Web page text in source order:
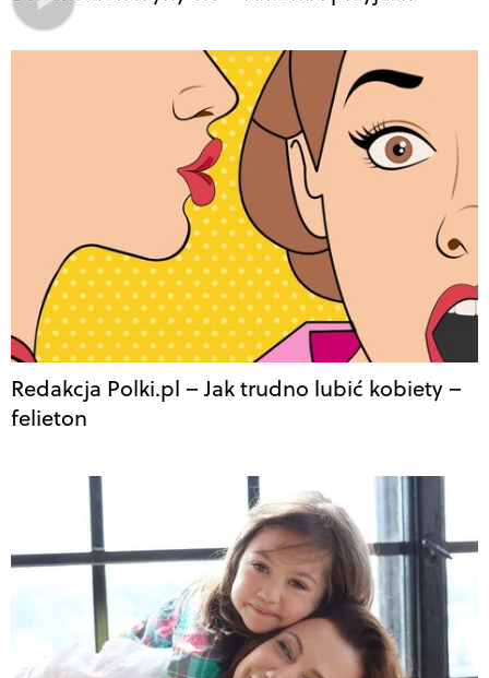
Redakcja Polki.pl – Jak trudno lubić kobiety –
felieton